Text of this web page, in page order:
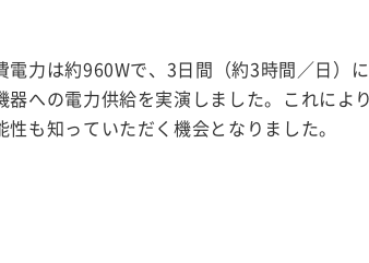
電力は約960Wで、3日間（約3時間／日）
器への電力供給を実演しました。これに
も知っていただく機会となりました。